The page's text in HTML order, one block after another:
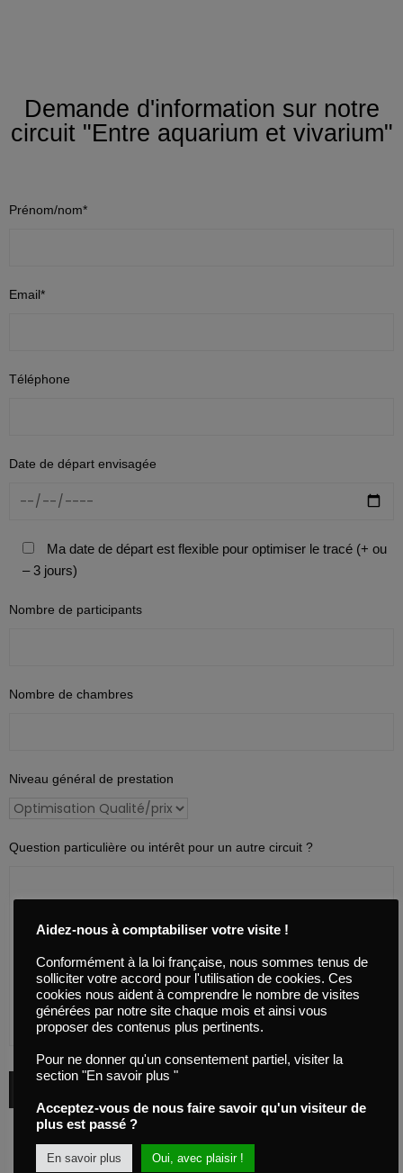
Demande d'information sur notre
circuit "Entre aquarium et vivarium"
Prénom/nom*
Email*
Téléphone
Date de départ envisagée
Ma date de départ est flexible pour optimiser le tracé (+ ou
– 3 jours)
Nombre de participants
Nombre de chambres
Niveau général de prestation
Question particulière ou intérêt pour un autre circuit ?
Aidez-nous à comptabiliser votre visite !
Conformément à la loi française, nous sommes tenus de
solliciter votre accord pour l'utilisation de cookies. Ces
cookies nous aident à comprendre le nombre de visites
générées par notre site chaque mois et ainsi vous
proposer des contenus plus pertinents.
Pour ne donner qu'un consentement partiel, visiter la
section "En savoir plus "
Acceptez-vous de nous faire savoir qu'un visiteur de
plus est passé ?
En savoir plus Oui, avec plaisir !